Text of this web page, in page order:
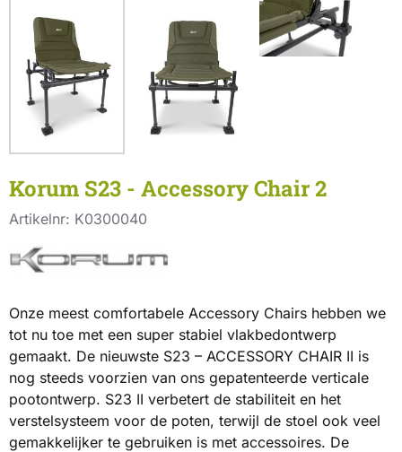
Korum S23 - Accessory Chair 2
Artikelnr: K0300040
Onze meest comfortabele Accessory Chairs hebben we
tot nu toe met een super stabiel vlakbedontwerp
gemaakt. De nieuwste S23 – ACCESSORY CHAIR II is
nog steeds voorzien van ons gepatenteerde verticale
pootontwerp. S23 II verbetert de stabiliteit en het
verstelsysteem voor de poten, terwijl de stoel ook veel
gemakkelijker te gebruiken is met accessoires. De